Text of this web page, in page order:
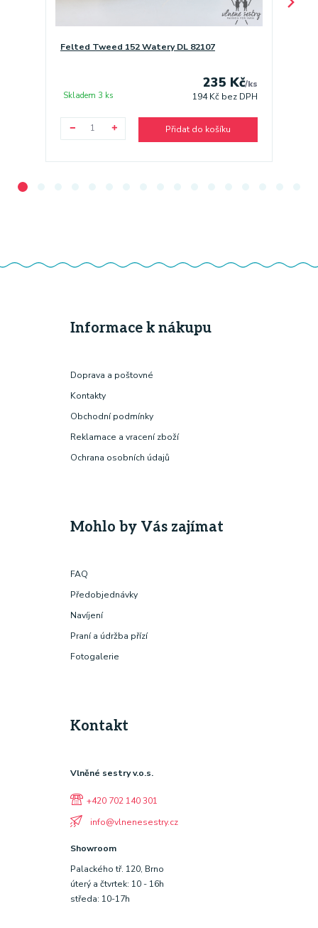
Felted Tweed 152 Watery DL 82107
235 Kč/ks
194 Kč bez DPH
Skladem 3 ks
Přidat do košíku
Informace k nákupu
Doprava a poštovné
Kontakty
Obchodní podmínky
Reklamace a vracení zboží
Ochrana osobních údajů
Mohlo by Vás zajímat
FAQ
Předobjednávky
Navíjení
Praní a údržba přízí
Fotogalerie
Kontakt
Vlněné sestry v.o.s.
+420 702 140 301
info@vlnenesestry.cz
Showroom
Palackého tř. 120, Brno
úterý a čtvrtek: 10 - 16h
středa: 10-17h